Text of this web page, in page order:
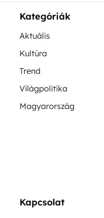
Kategóriák
Aktuális
Kultúra
Trend
Világpolitika
Magyarország
Kapcsolat